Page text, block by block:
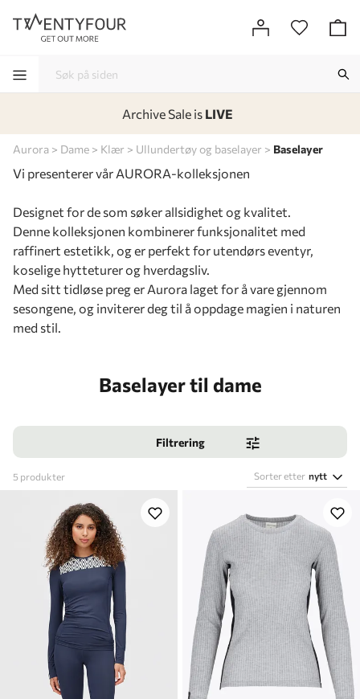
Aurora Dame Klær Ullundertøy og baselayer Baselayer
Vi presenterer vår AURORA-kolleksjonen
Designet for de som søker allsidighet og kvalitet.
Denne kolleksjonen kombinerer funksjonalitet med
raffinert estetikk, og er perfekt for utendørs eventyr,
koselige hytteturer og hverdagsliv.
Med sitt tidløse preg er Aurora laget for å vare gjennom
sesongene, og inviterer deg til å oppdage magien i naturen
med stil.
Baselayer til dame
Filtrering
5 produkter Sorter etter nytt
Archive Sale is LIVE
-
-
-
-